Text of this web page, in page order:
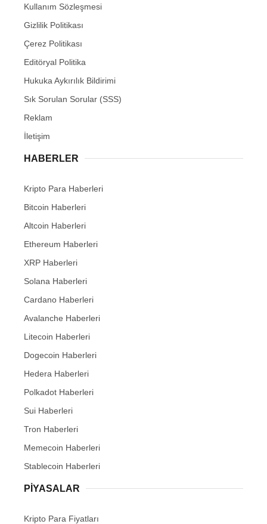
Kullanım Sözleşmesi
Gizlilik Politikası
Çerez Politikası
Editöryal Politika
Hukuka Aykırılık Bildirimi
Sık Sorulan Sorular (SSS)
Reklam
İletişim
HABERLER
Kripto Para Haberleri
Bitcoin Haberleri
Altcoin Haberleri
Ethereum Haberleri
XRP Haberleri
Solana Haberleri
Cardano Haberleri
Avalanche Haberleri
Litecoin Haberleri
Dogecoin Haberleri
Hedera Haberleri
Polkadot Haberleri
Sui Haberleri
Tron Haberleri
Memecoin Haberleri
Stablecoin Haberleri
PIYASALAR
Kripto Para Fiyatları